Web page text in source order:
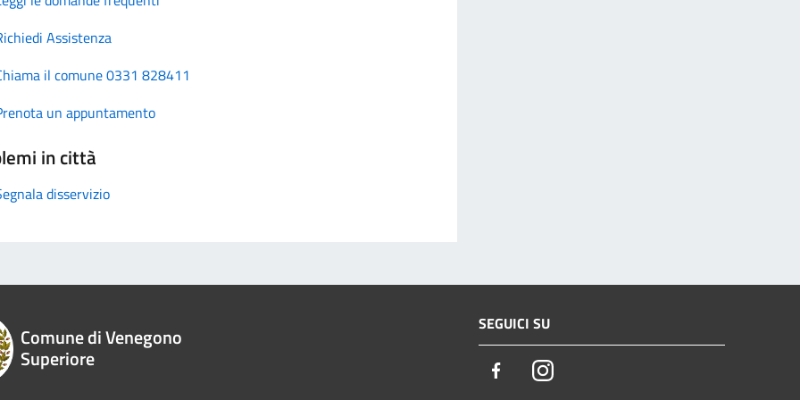
Assistenza
il comune 0331 828411
un appuntamento
in città
disservizio
Comune di Venegono
Superiore
SEGUICI SU
FacebookInstagram